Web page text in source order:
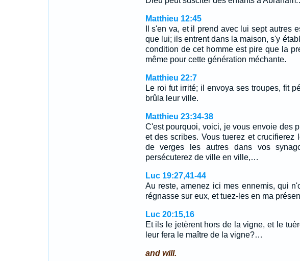
Matthieu 12:45
Il s'en va, et il prend avec lui sept autres
que lui; ils entrent dans la maison, s'y
condition de cet homme est pire que la
même pour cette génération méchante.
Matthieu 22:7
Le roi fut irrité; il envoya ses troupes, fit
brûla leur ville.
Matthieu 23:34-38
C'est pourquoi, voici, je vous envoie des
et des scribes. Vous tuerez et crucifierez
de verges les autres dans vos
persécuterez de ville en ville,…
Luc 19:27,41-44
Au reste, amenez ici mes ennemis, qui
régnasse sur eux, et tuez-les en ma
Luc 20:15,16
Et ils le jetèrent hors de la vigne, et le
leur fera le maître de la vigne?…
and will.